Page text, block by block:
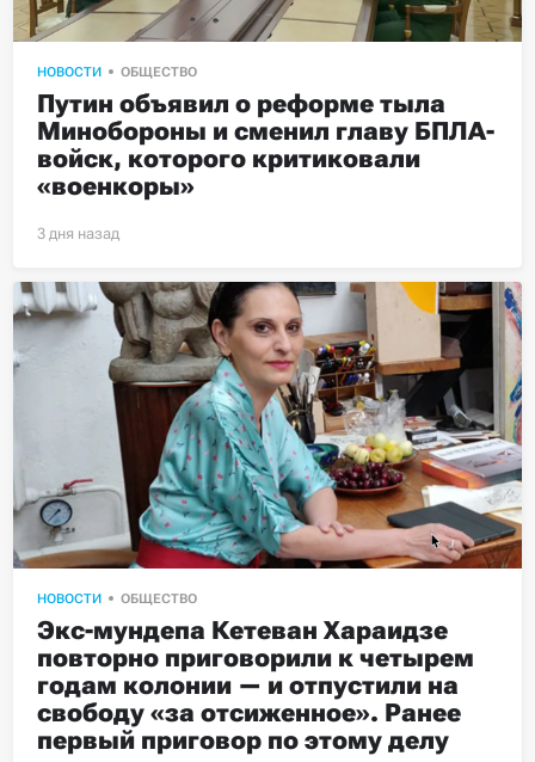
НОВОСТИ ОБЩЕСТВО
Путин объявил о реформе тыла
Минобороны и сменил главу БПЛА-
войск, которого критиковали
«военкоры»
НОВОСТИ ОБЩЕСТВО
Экс-мундепа Кетеван Хараидзе
повторно приговорили к четырем
годам колонии — и отпустили на
свободу «за отсиженное». Ранее
первый приговор по этому делу